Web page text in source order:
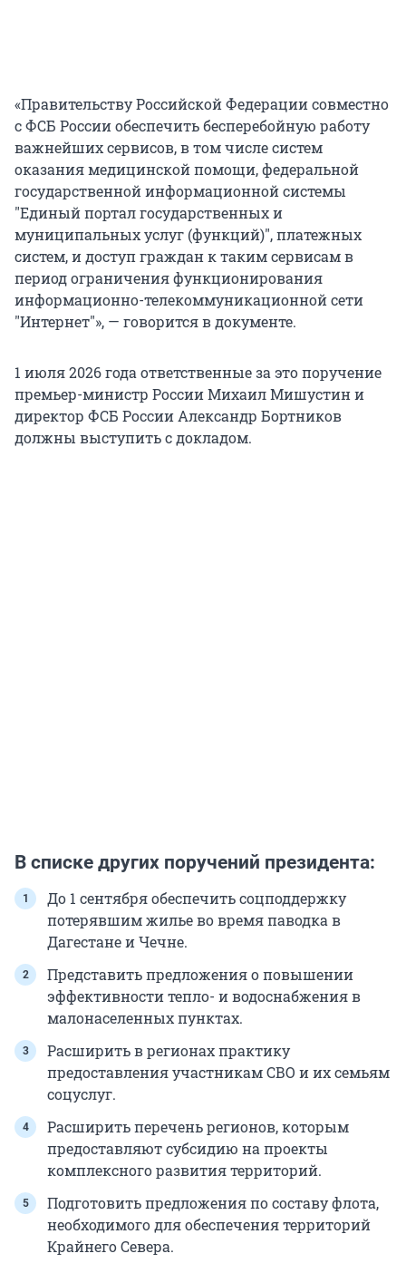
«Правительству Российской Федерации совместно
с ФСБ России обеспечить бесперебойную работу
важнейших сервисов, в том числе систем
оказания медицинской помощи, федеральной
государственной информационной системы
"Единый портал государственных и
муниципальных услуг (функций)", платежных
систем, и доступ граждан к таким сервисам в
период ограничения функционирования
информационно-телекоммуникационной сети
"Интернет"», — говорится в документе.
1 июля 2026 года ответственные за это поручение
премьер-министр России Михаил Мишустин и
директор ФСБ России Александр Бортников
должны выступить с докладом.
В списке других поручений президента:
До 1 сентября обеспечить соцподдержку
потерявшим жилье во время паводка в
Дагестане и Чечне.
Представить предложения о повышении
эффективности тепло- и водоснабжения в
малонаселенных пунктах.
Расширить в регионах практику
предоставления участникам СВО и их семьям
соцуслуг.
Расширить перечень регионов, которым
предоставляют субсидию на проекты
комплексного развития территорий.
Подготовить предложения по составу флота,
необходимого для обеспечения территорий
Крайнего Севера.